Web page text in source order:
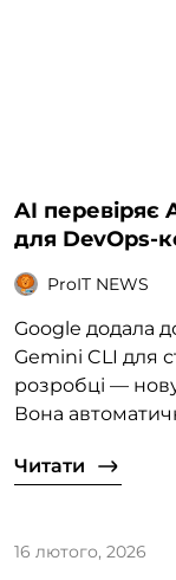
AI перевіряє
для DevOps-
ProIT NEWS
Google додала
Gemini CLI для
розробці —
Вона
Читати
16 лютого, 2026